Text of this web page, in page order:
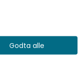
Godta alle